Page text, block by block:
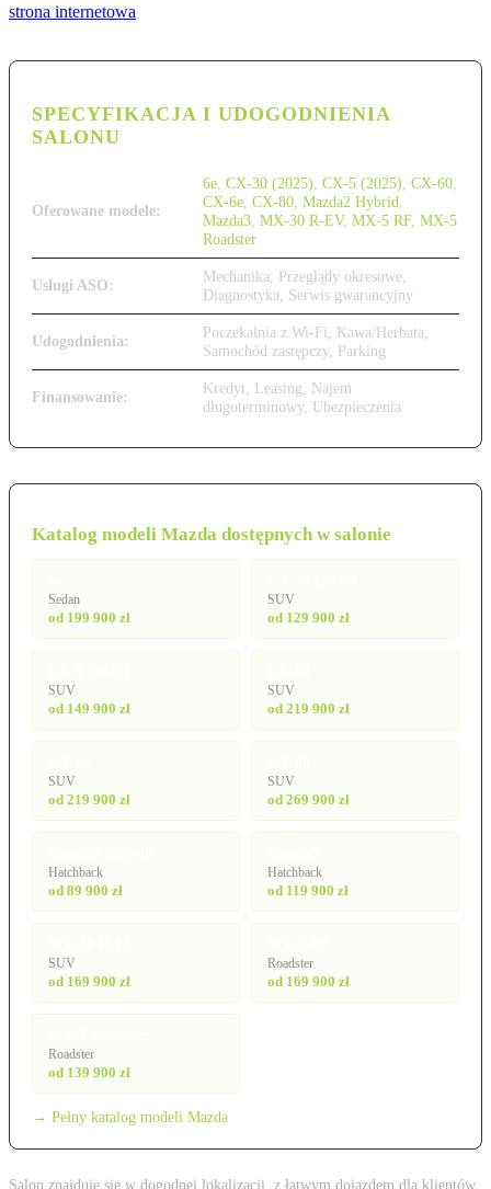
strona internetowa
SPECYFIKACJA I UDOGODNIENIA
SALONU
Oferowane modele:
6e CX-30 (2025) CX-5 (2025) CX-60
CX-6e CX-80 Mazda2 Hybrid
Mazda3 MX-30 R-EV, MX-5 RF, MX-5
Roadster
Usługi ASO:
Mechanika, Przeglądy okresowe,
Diagnostyka, Serwis gwarancyjny
Udogodnienia:
Poczekalnia z Wi-Fi, Kawa/Herbata,
Samochód zastępczy, Parking
Finansowanie:
Kredyt, Leasing, Najem
długoterminowy, Ubezpieczenia
Katalog modeli Mazda dostępnych w salonie
Sedan
od 199 900 zł
SUV
od 129 900 zł
SUV
od 149 900 zł
SUV
od 219 900 zł
SUV
od 219 900 zł
SUV
od 269 900 zł
Hatchback
od 89 900 zł
Hatchback
od 119 900 zł
SUV
od 169 900 zł
Roadster
od 169 900 zł
Roadster
od 139 900 zł
→ Pełny katalog modeli Mazda
Salon znajduje się w dogodnej lokalizacji, z łatwym dojazdem dla klientów